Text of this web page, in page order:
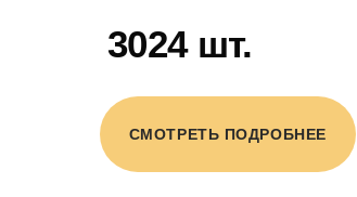
3024 шт.
СМОТРЕТЬ ПОДРОБНЕЕ